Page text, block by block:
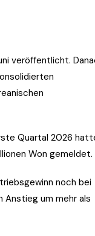
veröffentlicht.
Quartal 2026
Won gemeldet.
noch bei
Anstieg um mehr als